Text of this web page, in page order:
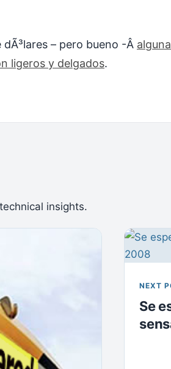
– pero bueno -Â
ligeros y delgados.
insights.
NEXT
Se